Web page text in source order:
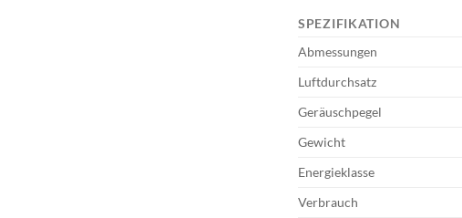
SPEZIFIKATION
Abmessungen
Luftdurchsatz
Geräuschpegel
Gewicht
Energieklasse
Verbrauch